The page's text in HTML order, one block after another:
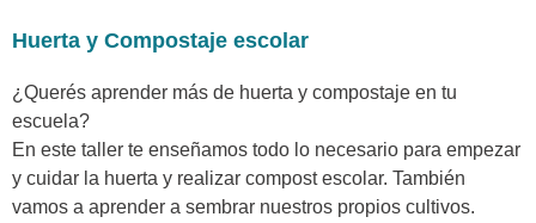
Huerta y Compostaje escolar
¿Querés aprender más de huerta y compostaje en tu
escuela?
En este taller te enseñamos todo lo necesario para empezar
y cuidar la huerta y realizar compost escolar. También
vamos a aprender a sembrar nuestros propios cultivos.